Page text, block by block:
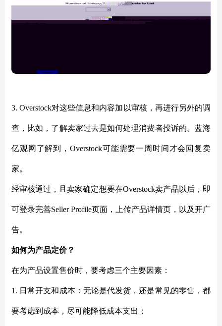
3. Overstock对这些信息和内容加以审核，再进行另外的调
查，比如，了解卖家过去是如何处理消费者投诉的。蓝海
亿观网了解到，Overstock可能需要一周时间才会回复卖
家。
经审核通过，且卖家确定想要在Overstock卖产品以后，即
可登录完善Seller Profile页面，上传产品详情页，以及开广
告。
如何为产品定价？
在为产品设置售价时，要考虑三个主要因素：
1. 日常开支和成本：无论是代发货，还是常见的零售，都
要考虑到成本，尽可能降低成本支出；